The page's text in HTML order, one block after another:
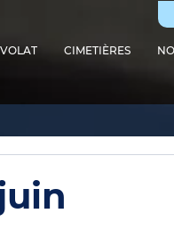
CIMETIÈRES